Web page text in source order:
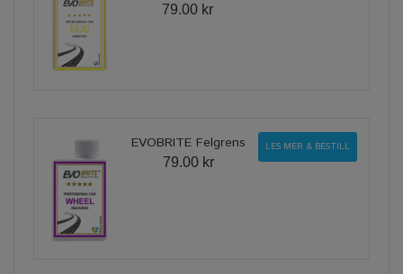
79.00 kr
EVOBRITE Felgrens
79.00 kr
LES MER & BESTILL